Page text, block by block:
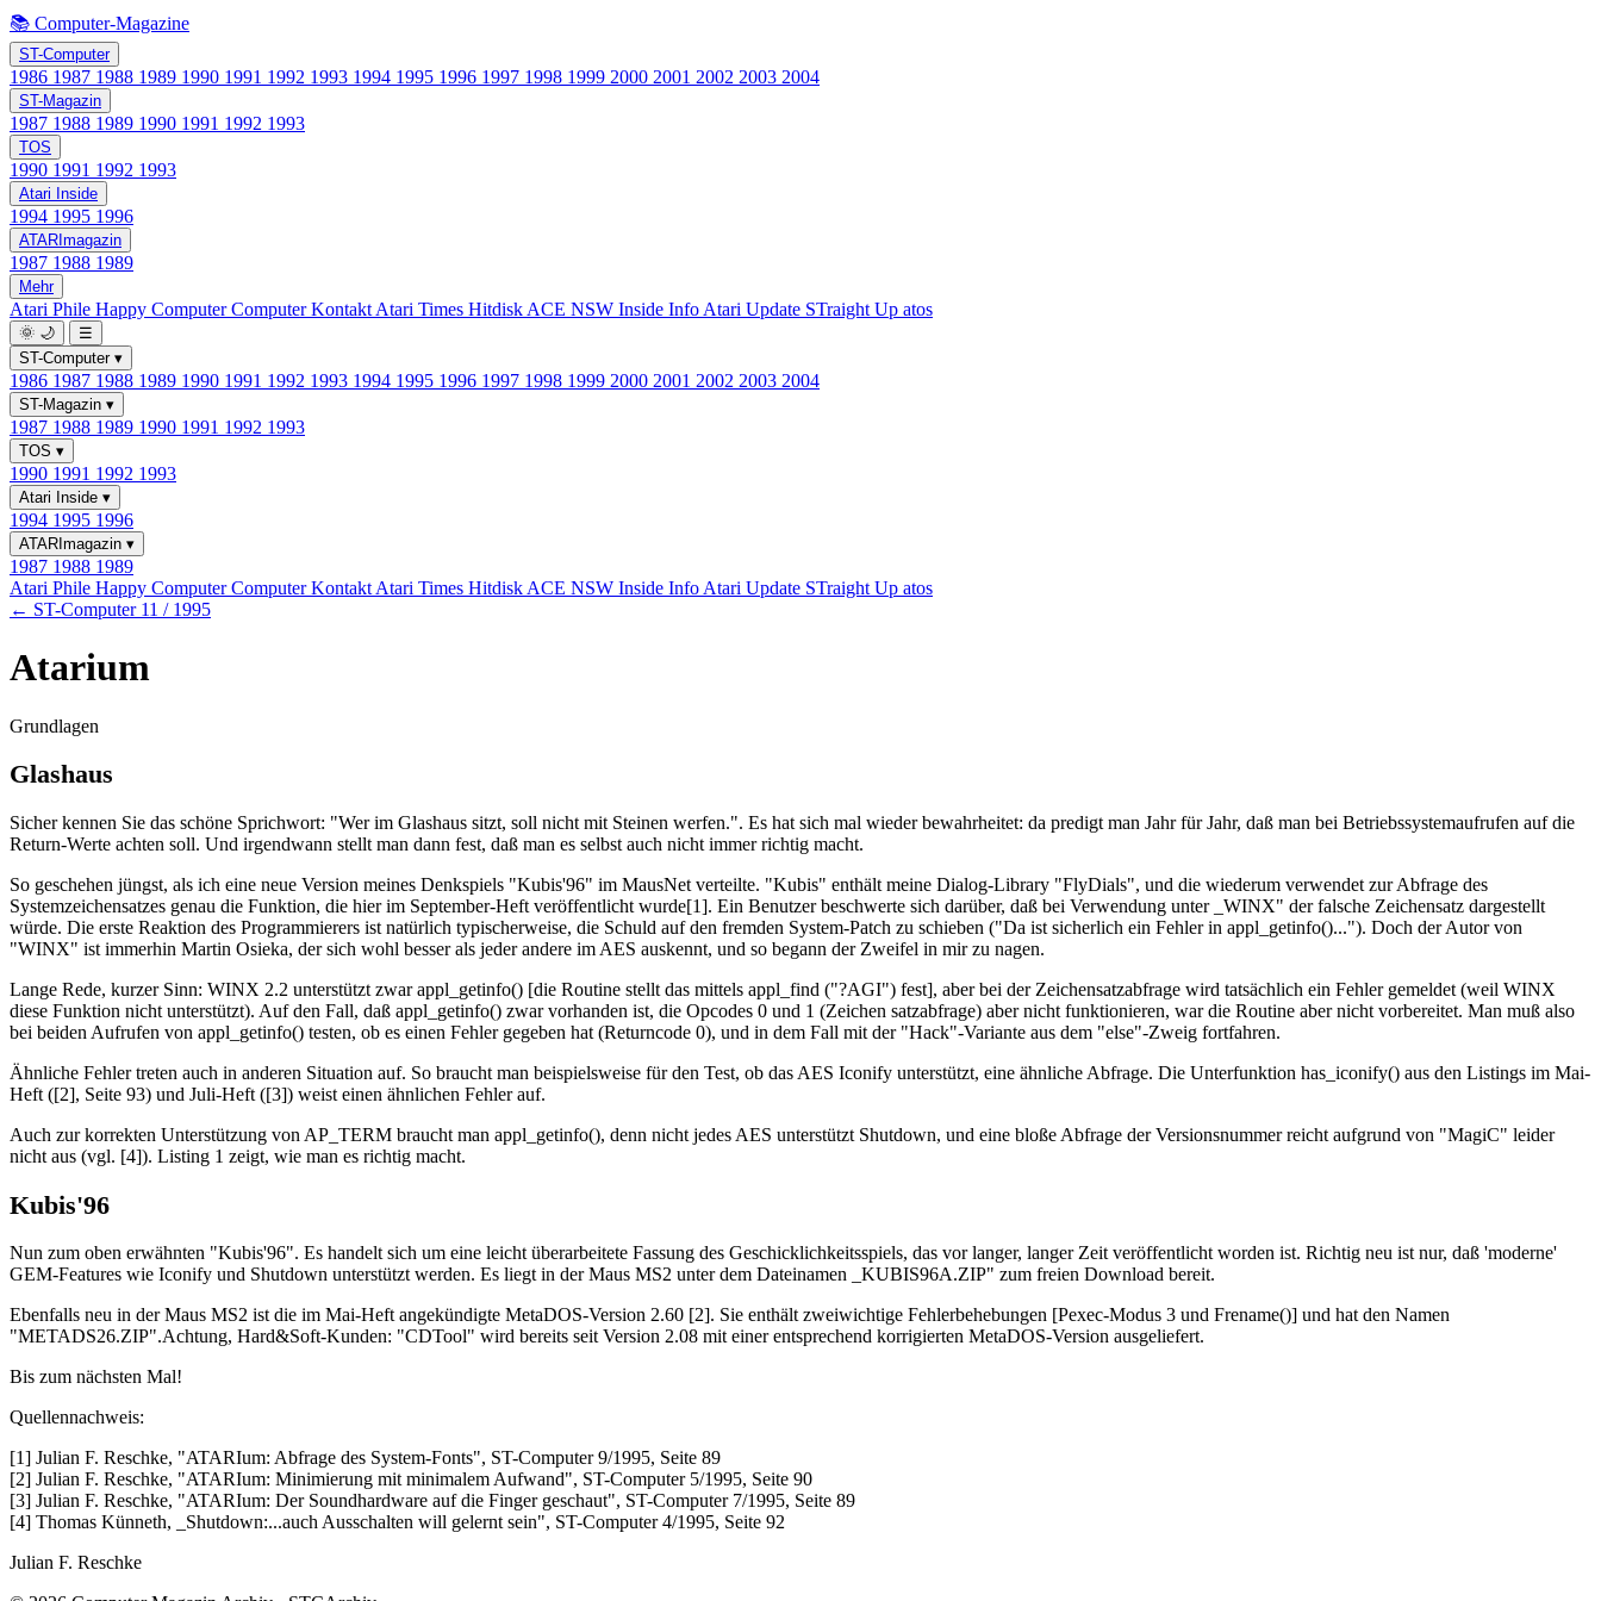
📚 Computer-Magazine
ST-Computer
1986 1987 1988 1989 1990 1991 1992 1993 1994 1995 1996 1997 1998 1999 2000 2001 2002 2003 2004
ST-Magazin
1987 1988 1989 1990 1991 1992 1993
TOS
1990 1991 1992 1993
Atari Inside
1994 1995 1996
ATARImagazin
1987 1988 1989
Mehr
Atari Phile Happy ComputerComputer Kontakt Atari Times Hitdisk ACE NSW Inside Info Atari Update STraight Up atos
🌞 🌙
☰
ST-Computer ▾
1986 1987 1988 1989 1990 1991 1992 1993 1994 1995 1996 1997 1998 1999 2000 2001 2002 2003 2004
ST-Magazin ▾
1987 1988 1989 1990 1991 1992 1993
TOS ▾
1990 1991 1992 1993
Atari Inside ▾
1994 1995 1996
ATARImagazin ▾
1987 1988 1989
Atari Phile Happy ComputerComputer Kontakt Atari Times Hitdisk ACE NSW Inside Info Atari Update STraight Up atos
← ST-Computer 11 / 1995
Atarium
Grundlagen
Glashaus
Sicher kennen Sie das schöne Sprichwort: "Wer im Glashaus sitzt, soll nicht mit Steinen werfen.". Es hat sich mal wieder bewahrheitet: da predigt man Jahr für Jahr, daß man bei Betriebssystemaufrufen auf die
Return-Werte achten soll. Und irgendwann stellt man dann fest, daß man es selbst auch nicht immer richtig macht.
So geschehen jüngst, als ich eine neue Version meines Denkspiels "Kubis'96" im MausNet verteilte. "Kubis" enthält meine Dialog-Library "FlyDials", und die wiederum verwendet zur Abfrage des
Systemzeichensatzes genau die Funktion, die hier im September-Heft veröffentlicht wurde[1]. Ein Benutzer beschwerte sich darüber, daß bei Verwendung unter _WINX" der falsche Zeichensatz dargestellt
würde. Die erste Reaktion des Programmierers ist natürlich typischerweise, die Schuld auf den fremden System-Patch zu schieben ("Da ist sicherlich ein Fehler in appl_getinfo()..."). Doch der Autor von
"WINX" ist immerhin Martin Osieka, der sich wohl besser als jeder andere im AES auskennt, und so begann der Zweifel in mir zu nagen.
Lange Rede, kurzer Sinn: WINX 2.2 unterstützt zwar appl_getinfo() [die Routine stellt das mittels appl_find ("?AGI") fest], aber bei der Zeichensatzabfrage wird tatsächlich ein Fehler gemeldet (weil WINX
diese Funktion nicht unterstützt). Auf den Fall, daß appl_getinfo() zwar vorhanden ist, die Opcodes 0 und 1 (Zeichen satzabfrage) aber nicht funktionieren, war die Routine aber nicht vorbereitet. Man muß also
bei beiden Aufrufen von appl_getinfo() testen, ob es einen Fehler gegeben hat (Returncode 0), und in dem Fall mit der "Hack"-Variante aus dem "else"-Zweig fortfahren.
Ähnliche Fehler treten auch in anderen Situation auf. So braucht man beispielsweise für den Test, ob das AES Iconify unterstützt, eine ähnliche Abfrage. Die Unterfunktion has_iconify() aus den Listings im Mai-
Heft ([2], Seite 93) und Juli-Heft ([3]) weist einen ähnlichen Fehler auf.
Auch zur korrekten Unterstützung von AP_TERM braucht man appl_getinfo(), denn nicht jedes AES unterstützt Shutdown, und eine bloße Abfrage der Versionsnummer reicht aufgrund von "MagiC" leider
nicht aus (vgl. [4]). Listing 1 zeigt, wie man es richtig macht.
Kubis'96
Nun zum oben erwähnten "Kubis'96". Es handelt sich um eine leicht überarbeitete Fassung des Geschicklichkeitsspiels, das vor langer, langer Zeit veröffentlicht worden ist. Richtig neu ist nur, daß 'moderne'
GEM-Features wie Iconify und Shutdown unterstützt werden. Es liegt in der Maus MS2 unter dem Dateinamen _KUBIS96A.ZIP" zum freien Download bereit.
Ebenfalls neu in der Maus MS2 ist die im Mai-Heft angekündigte MetaDOS-Version 2.60 [2]. Sie enthält zweiwichtige Fehlerbehebungen [Pexec-Modus 3 und Frename()] und hat den Namen
"METADS26.ZIP".Achtung, Hard&Soft-Kunden: "CDTool" wird bereits seit Version 2.08 mit einer entsprechend korrigierten MetaDOS-Version ausgeliefert.
Bis zum nächsten Mal!
Quellennachweis:
[1] Julian F. Reschke, "ATARIum: Abfrage des System-Fonts", ST-Computer 9/1995, Seite 89
[2] Julian F. Reschke, "ATARIum: Minimierung mit minimalem Aufwand", ST-Computer 5/1995, Seite 90
[3] Julian F. Reschke, "ATARIum: Der Soundhardware auf die Finger geschaut", ST-Computer 7/1995, Seite 89
[4] Thomas Künneth, _Shutdown:...auch Ausschalten will gelernt sein", ST-Computer 4/1995, Seite 92
Julian F. Reschke